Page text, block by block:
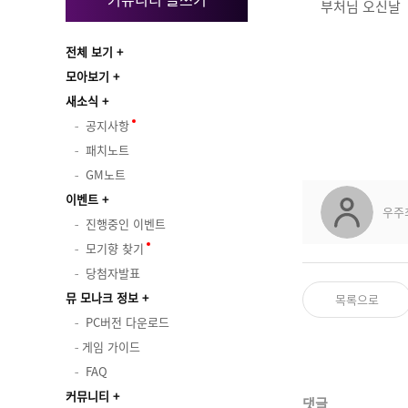
전체 보기
모아보기
새소식
공지사항
패치노트
GM노트
이벤트
진행중인 이벤트
모기향 찾기
당첨자발표
뮤 모나크 정보
PC버전 다운로드
게임 가이드
FAQ
커뮤니티
부처님 오신날
우주
목록으로
댓글